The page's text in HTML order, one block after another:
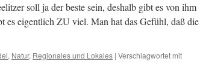
soll ja der beste sein, deshalb gibt es von ihm
es eigentlich ZU viel. Man hat das Gefühl, daß die
, Natur, Regionales und Lokales | Verschlagwortet mit